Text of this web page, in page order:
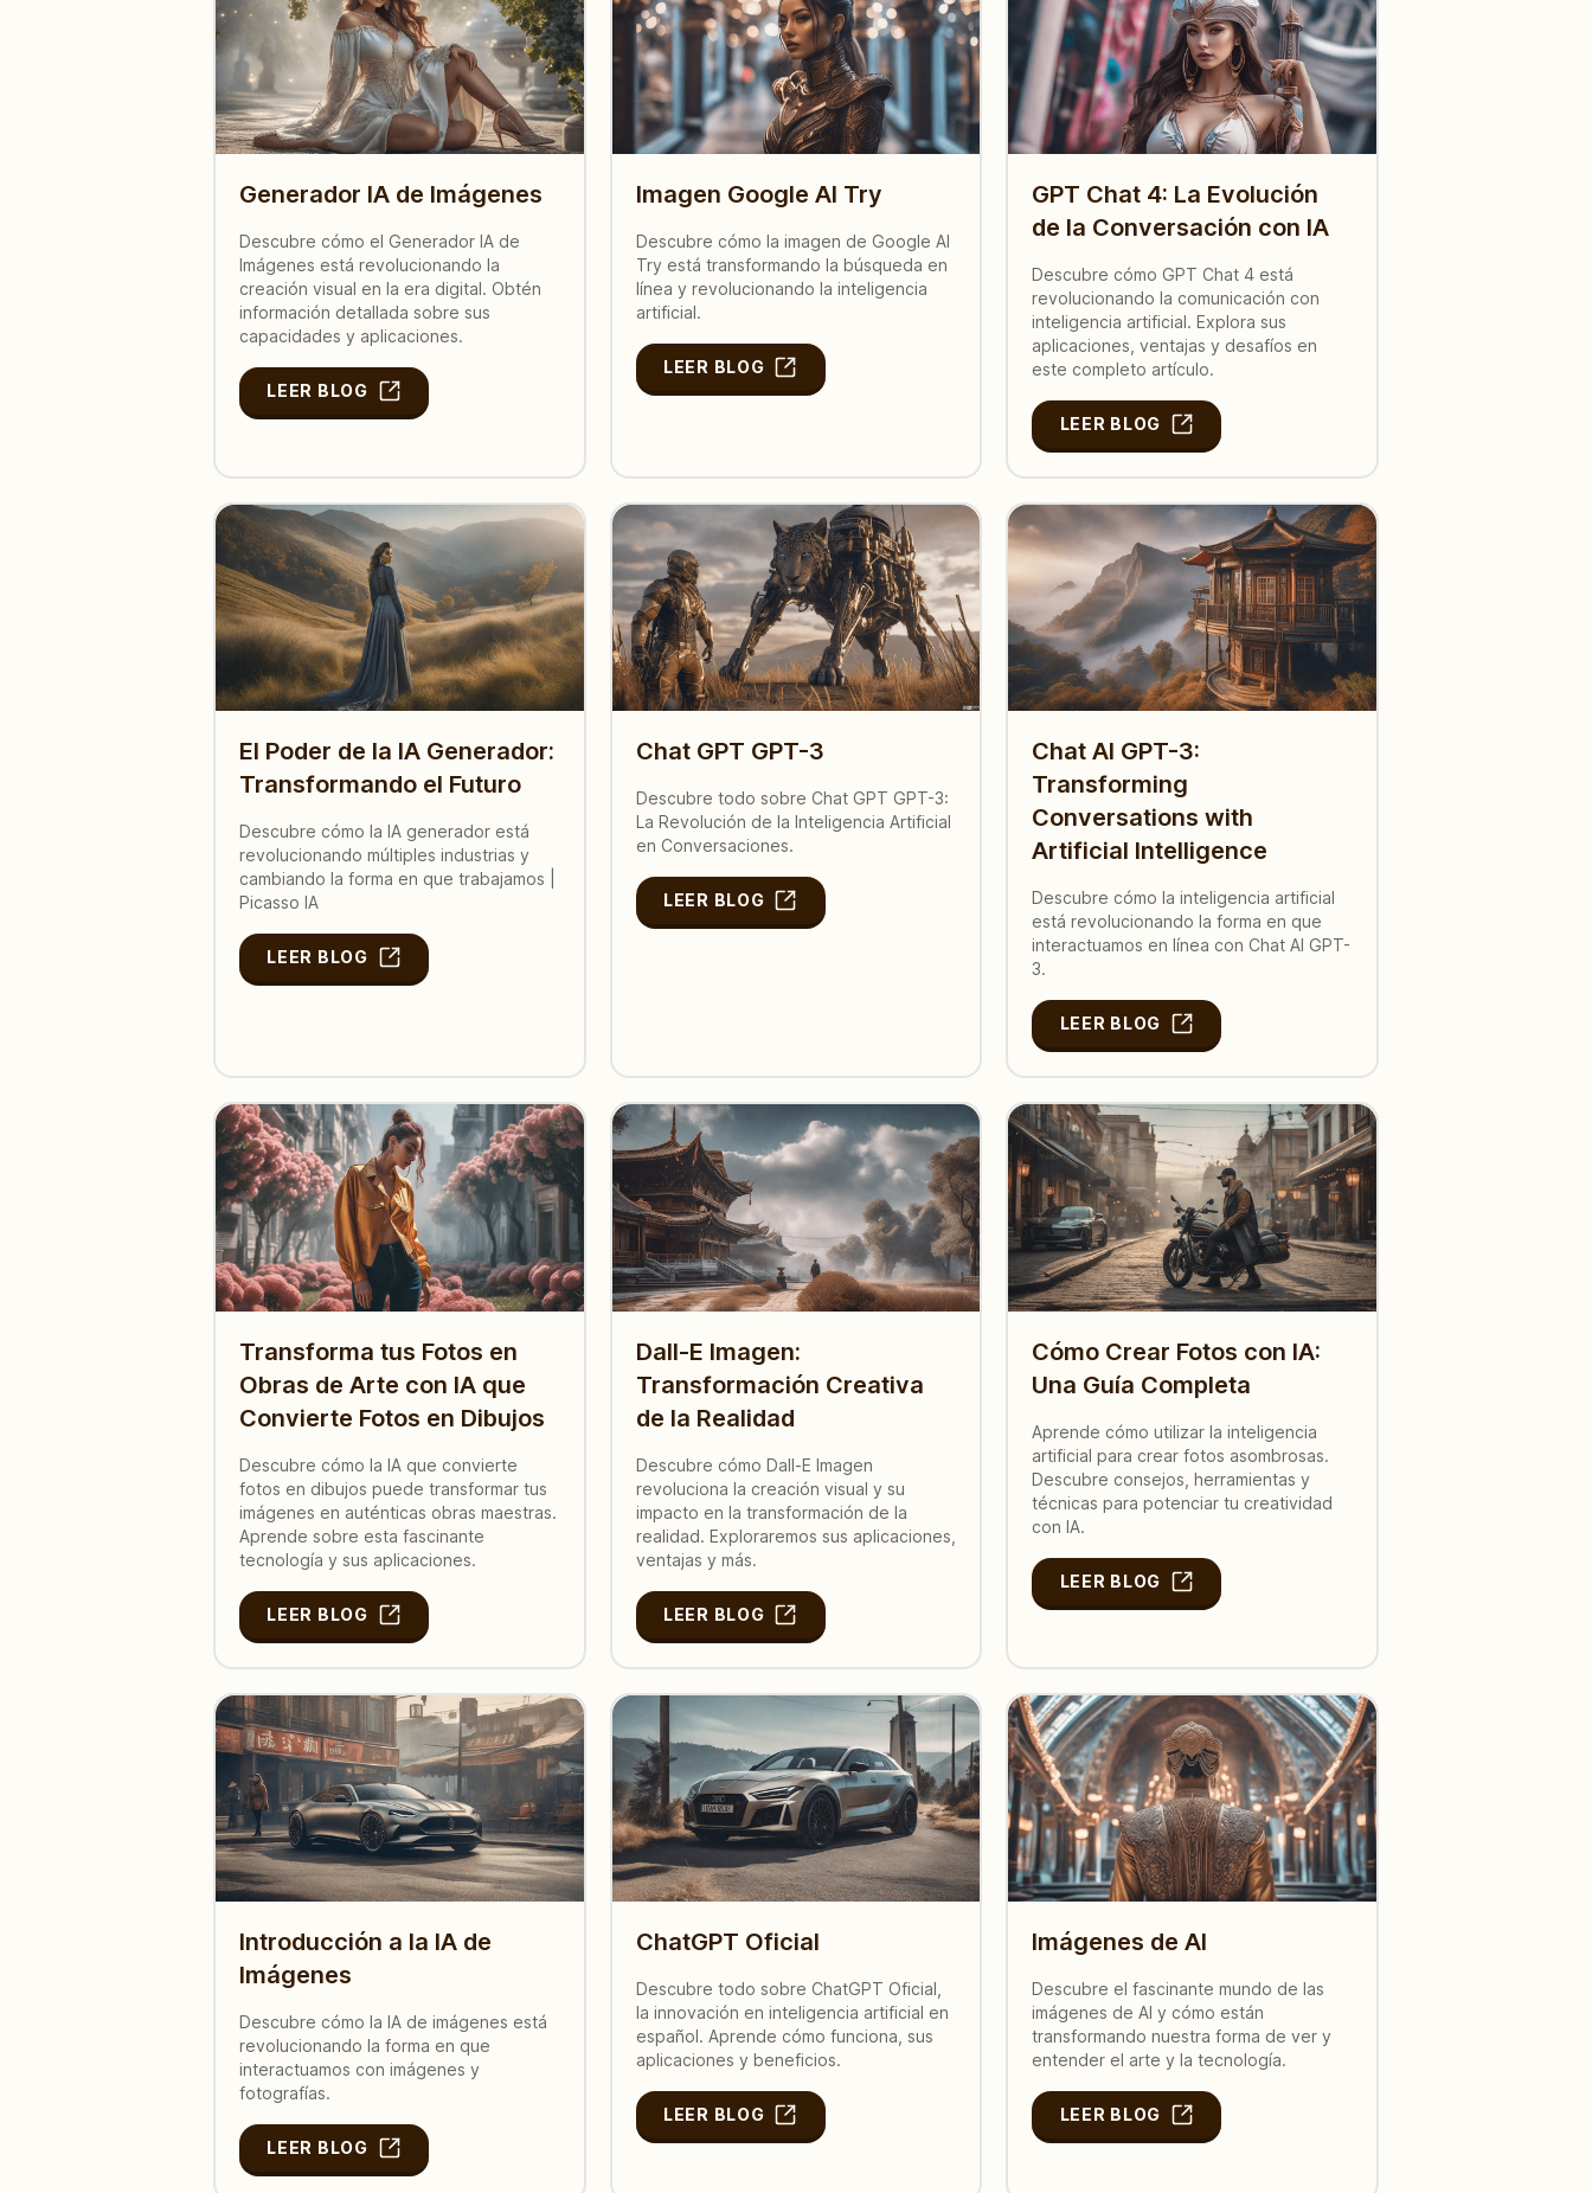
Generador IA de Imágenes
Descubre cómo el Generador IA de
Imágenes está revolucionando la
creación visual en la era digital. Obtén
información detallada sobre sus
capacidades y aplicaciones.
LEER BLOG
Imagen Google AI Try
Descubre cómo la imagen de Google AI
Try está transformando la búsqueda en
línea y revolucionando la inteligencia
artificial.
LEER BLOG
GPT Chat 4: La Evolución
de la Conversación con IA
Descubre cómo GPT Chat 4 está
revolucionando la comunicación con
inteligencia artificial. Explora sus
aplicaciones, ventajas y desafíos en
este completo artículo.
LEER BLOG
El Poder de la IA Generador:
Transformando el Futuro
Descubre cómo la IA generador está
revolucionando múltiples industrias y
cambiando la forma en que trabajamos |
Picasso IA
LEER BLOG
Chat GPT GPT-3
Descubre todo sobre Chat GPT GPT-3:
La Revolución de la Inteligencia Artificial
en Conversaciones.
LEER BLOG
Chat AI GPT-3:
Transforming
Conversations with
Artificial Intelligence
Descubre cómo la inteligencia artificial
está revolucionando la forma en que
interactuamos en línea con Chat AI GPT-
3.
LEER BLOG
Transforma tus Fotos en
Obras de Arte con IA que
Convierte Fotos en Dibujos
Descubre cómo la IA que convierte
fotos en dibujos puede transformar tus
imágenes en auténticas obras maestras.
Aprende sobre esta fascinante
tecnología y sus aplicaciones.
LEER BLOG
Dall-E Imagen:
Transformación Creativa
de la Realidad
Descubre cómo Dall-E Imagen
revoluciona la creación visual y su
impacto en la transformación de la
realidad. Exploraremos sus aplicaciones,
ventajas y más.
LEER BLOG
Cómo Crear Fotos con IA:
Una Guía Completa
Aprende cómo utilizar la inteligencia
artificial para crear fotos asombrosas.
Descubre consejos, herramientas y
técnicas para potenciar tu creatividad
con IA.
LEER BLOG
Introducción a la IA de
Imágenes
Descubre cómo la IA de imágenes está
revolucionando la forma en que
interactuamos con imágenes y
fotografías.
LEER BLOG
ChatGPT Oficial
Descubre todo sobre ChatGPT Oficial,
la innovación en inteligencia artificial en
español. Aprende cómo funciona, sus
aplicaciones y beneficios.
LEER BLOG
Imágenes de AI
Descubre el fascinante mundo de las
imágenes de AI y cómo están
transformando nuestra forma de ver y
entender el arte y la tecnología.
LEER BLOG